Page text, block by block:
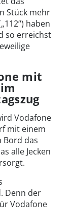
Stück mehr
haben
so erreichst
mit
Vodafone
mit einem
Bord das
alle Jecken
Denn der
Vodafone